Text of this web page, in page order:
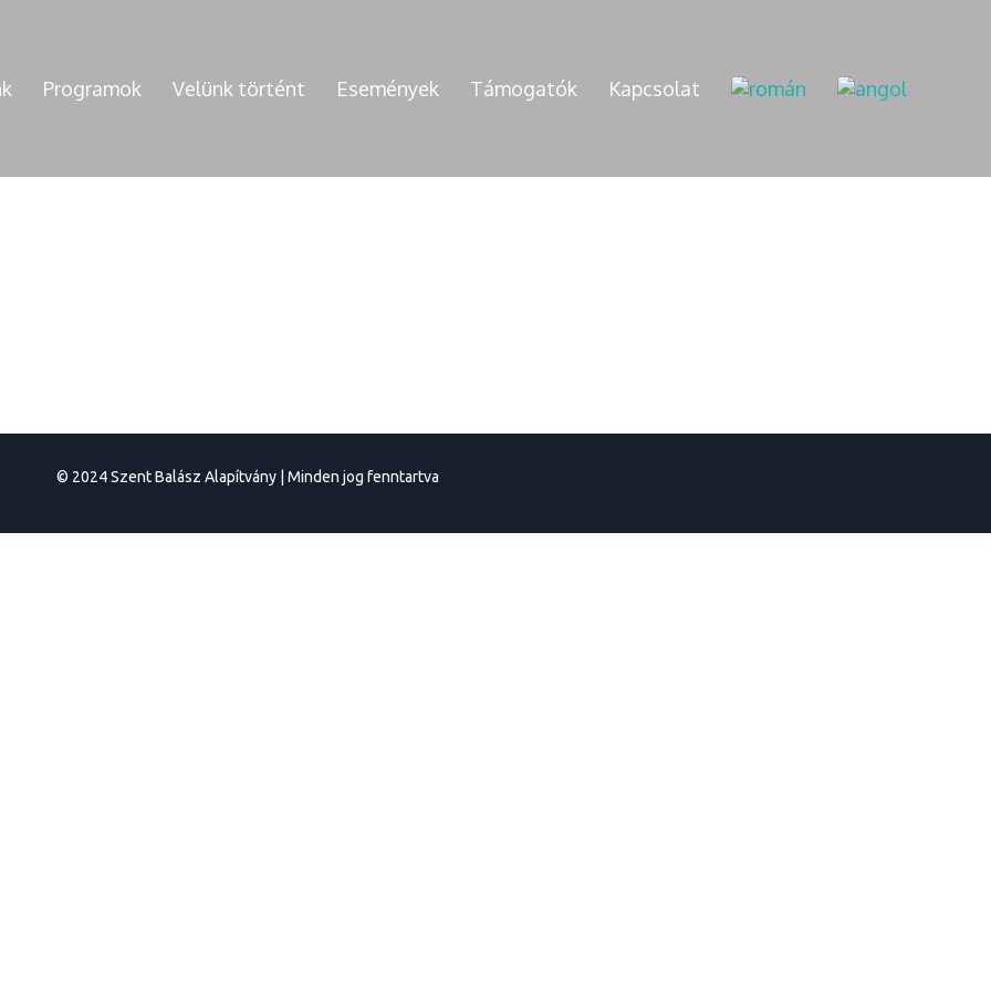
Programok Velünk történt Események Támogatók Kapcsolat
© 2024 Szent Balász Alapítvány | Minden jog fenntartva